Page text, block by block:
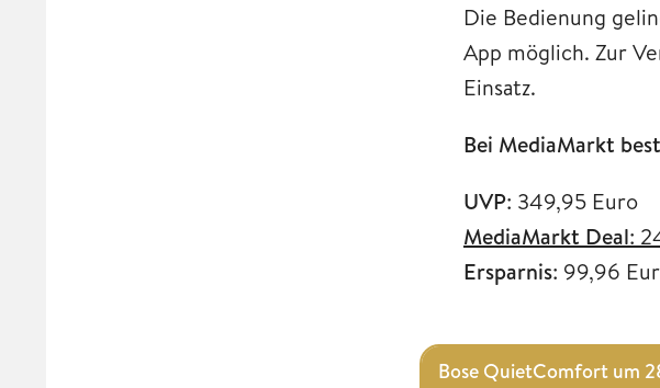
Die Bedienung
App möglich. Zur
Einsatz.
Bei MediaMarkt
UVP: 349,95 Euro
MediaMarkt Deal:
Ersparnis: 99,96
Bose QuietComfort um